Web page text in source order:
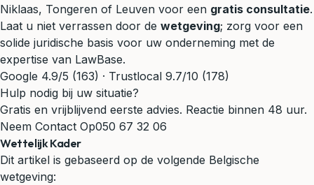
Niklaas, Tongeren of Leuven voor een gratis consultatie.
Laat u niet verrassen door de wetgeving; zorg voor een
solide juridische basis voor uw onderneming met de
expertise van LawBase.
Google 4.9/5 (163) · Trustlocal 9.7/10 (178)
Hulp nodig bij uw situatie?
Gratis en vrijblijvend eerste advies. Reactie binnen 48 uur.
Neem Contact Op050 67 32 06
Wettelijk Kader
Dit artikel is gebaseerd op de volgende Belgische
wetgeving: